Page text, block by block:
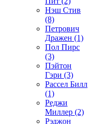
Нэш Стив
(8)
Петрович
Дражен (1)
Пол Пирс
(3)
Пэйтон
Гэри (3)
Рассел Билл
(1)
Реджи
Миллер (2)
Рэджон